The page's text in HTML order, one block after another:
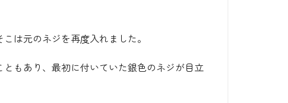
は元のネジを再度入れました。
もあり、最初に付いていた銀色のネジが目立